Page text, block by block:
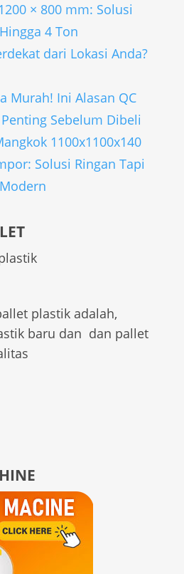
× 800 mm: Solusi
4 Ton
dari Lokasi Anda?
Murah! Ini Alasan QC
Sebelum Dibeli
1100x1100x140
Solusi Ringan Tapi
plastik adalah,
baru dan dan pallet